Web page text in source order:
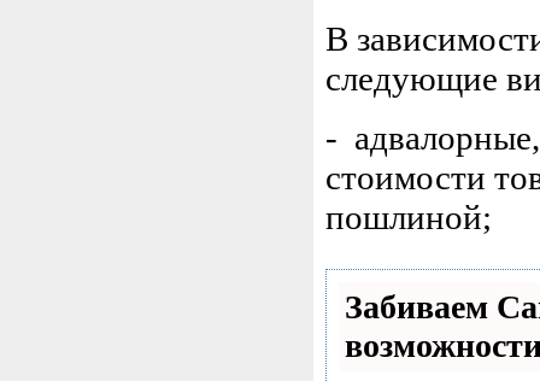
В
следующие
-
стоимости
пошлиной;
Забиваем